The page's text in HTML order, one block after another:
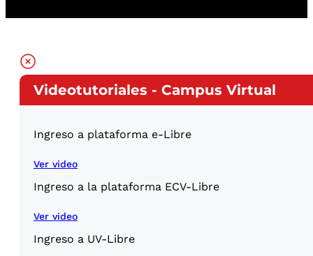
Videotutoriales - Campus Virtual
Ingreso a plataforma e-Libre
Ver video
Ingreso a la plataforma ECV-Libre
Ver video
Ingreso a UV-Libre